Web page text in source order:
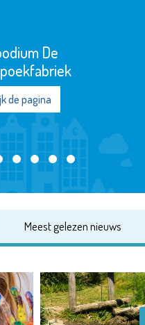
De
de pagina
Meest gelezen nieuws